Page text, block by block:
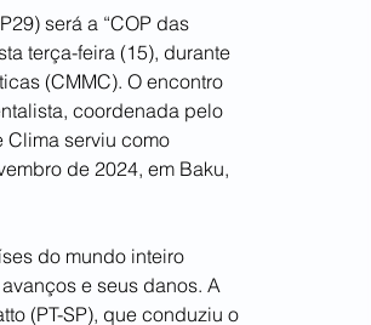
será a “COP das
terça-feira (15), durante
(CMMC). O encontro
coordenada pelo
Clima serviu como
de 2024, em Baku,
do mundo inteiro
e seus danos. A
(PT-SP), que conduziu o